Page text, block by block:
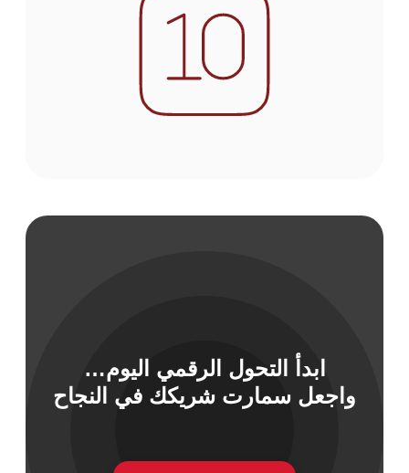
المعلومات
ابدأ التحول الرقمي اليوم…
واجعل سمارت شريكك في النجاح